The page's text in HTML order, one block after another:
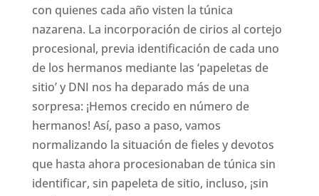
con quienes cada año visten la túnica
nazarena. La incorporación de cirios al cortejo
procesional, previa identificación de cada uno
de los hermanos mediante las ‘papeletas de
sitio’ y DNI nos ha deparado más de una
sorpresa: ¡Hemos crecido en número de
hermanos! Así, paso a paso, vamos
normalizando la situación de fieles y devotos
que hasta ahora procesionaban de túnica sin
identificar, sin papeleta de sitio, incluso, ¡sin